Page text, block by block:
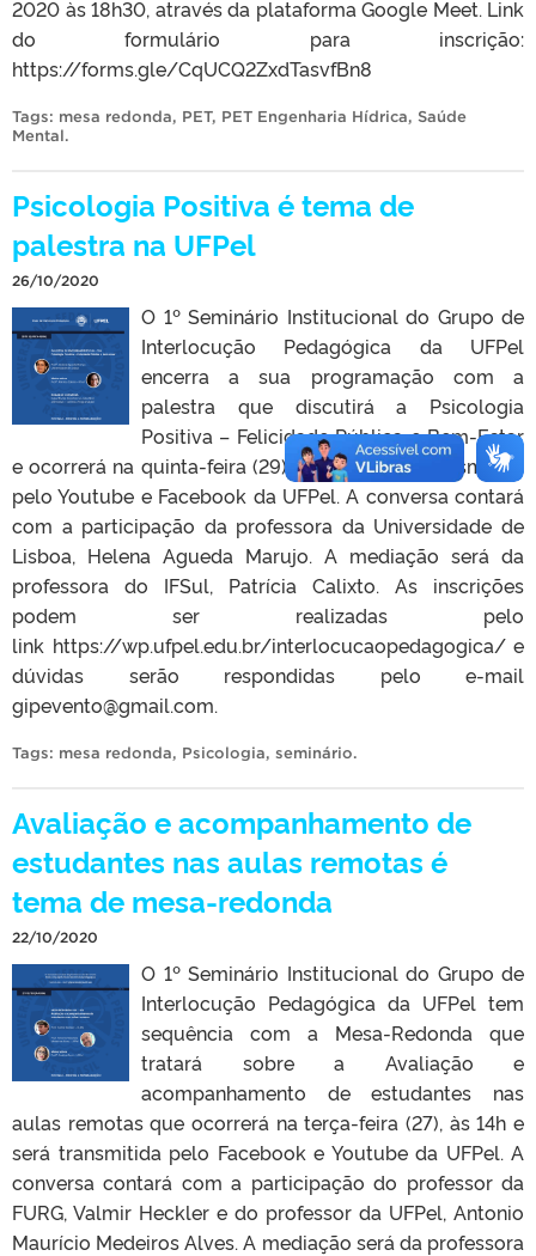
2020 às 18h30, através da plataforma Google Meet. Link
do formulário para inscrição:
https://forms.gle/CqUCQ2ZxdTasvfBn8
Tags: mesa redonda, PET, PET Engenharia Hídrica, Saúde
Mental.
Psicologia Positiva é tema de
palestra na UFPel
26/10/2020
O 1º Seminário Institucional do Grupo de
Interlocução Pedagógica da UFPel
encerra a sua programação com a
palestra que discutirá a Psicologia
Positiva – Felicidade Pública e Bem-Estar
e ocorrerá na quinta-feira (29), às 14h e será transmitida
pelo Youtube e Facebook da UFPel. A conversa contará
com a participação da professora da Universidade de
Lisboa, Helena Agueda Marujo. A mediação será da
professora do IFSul, Patrícia Calixto. As inscrições
podem ser realizadas pelo
link https://wp.ufpel.edu.br/interlocucaopedagogica/ e
dúvidas serão respondidas pelo e-mail
gipevento@gmail.com.
Tags: mesa redonda, Psicologia, seminário.
Avaliação e acompanhamento de
estudantes nas aulas remotas é
tema de mesa-redonda
22/10/2020
O 1º Seminário Institucional do Grupo de
Interlocução Pedagógica da UFPel tem
sequência com a Mesa-Redonda que
tratará sobre a Avaliação e
acompanhamento de estudantes nas
aulas remotas que ocorrerá na terça-feira (27), às 14h e
será transmitida pelo Facebook e Youtube da UFPel. A
conversa contará com a participação do professor da
FURG, Valmir Heckler e do professor da UFPel, Antonio
Maurício Medeiros Alves. A mediação será da professora